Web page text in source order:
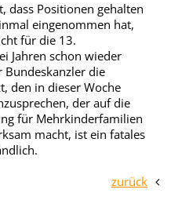
dass Positionen gehalten
eingenommen hat,
für die 13.
Jahren schon wieder
Bundeskanzler die
den in dieser Woche
der auf die
für Mehrkinderfamilien
macht, ist ein fatales
zurück